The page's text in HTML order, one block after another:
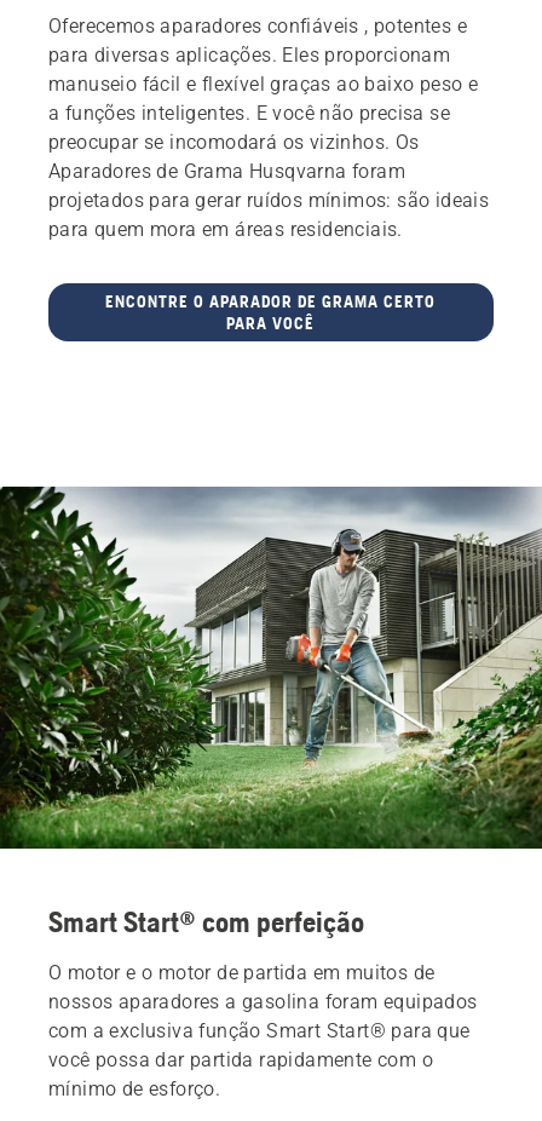
Oferecemos aparadores confiáveis , potentes e
para diversas aplicações. Eles proporcionam
manuseio fácil e flexível graças ao baixo peso e
a funções inteligentes. E você não precisa se
preocupar se incomodará os vizinhos. Os
Aparadores de Grama Husqvarna foram
projetados para gerar ruídos mínimos: são ideais
para quem mora em áreas residenciais.
ENCONTRE O APARADOR DE GRAMA CERTO
PARA VOCÊ
Smart Start® com perfeição
O motor e o motor de partida em muitos de
nossos aparadores a gasolina foram equipados
com a exclusiva função Smart Start® para que
você possa dar partida rapidamente com o
mínimo de esforço.